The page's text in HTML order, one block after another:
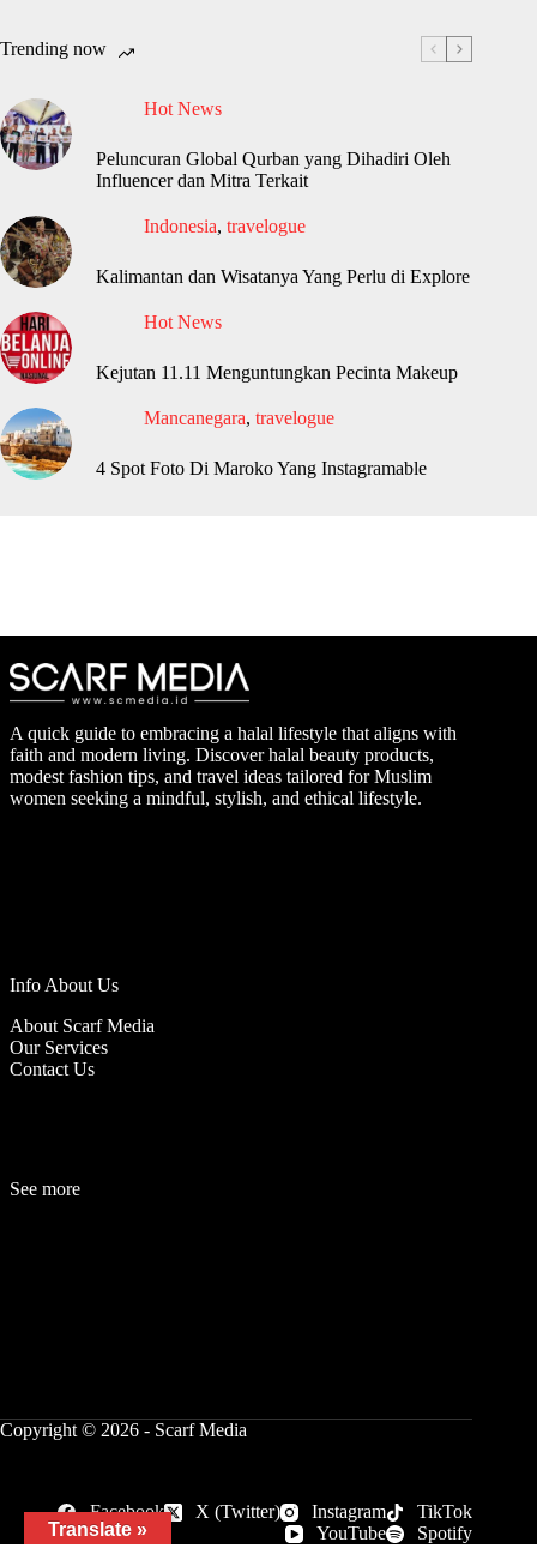
Trending now
Hot News
Peluncuran Global Qurban yang Dihadiri Oleh
Influencer dan Mitra Terkait
Indonesia, travelogue
Kalimantan dan Wisatanya Yang Perlu di Explore
Hot News
Kejutan 11.11 Menguntungkan Pecinta Makeup
Mancanegara, travelogue
4 Spot Foto Di Maroko Yang Instagramable
A quick guide to embracing a halal lifestyle that aligns with
faith and modern living. Discover halal beauty products,
modest fashion tips, and travel ideas tailored for Muslim
women seeking a mindful, stylish, and ethical lifestyle.
Info About Us
About Scarf Media
Our Services
Contact Us
See more
Copyright © 2026 - Scarf Media
Facebook X (Twitter) Instagram
TikTok
YouTube
Spotify
Translate »